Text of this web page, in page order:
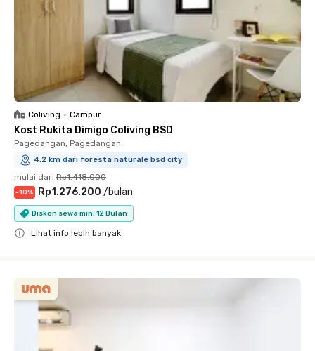
Coliving • Campur
Kost Rukita Dimigo Coliving BSD
Pagedangan, Pagedangan
4.2 km dari foresta naturale bsd city
mulai dari Rp1.418.000
-10% Rp1.276.200 /bulan
Diskon sewa min. 12 Bulan
Lihat info lebih banyak